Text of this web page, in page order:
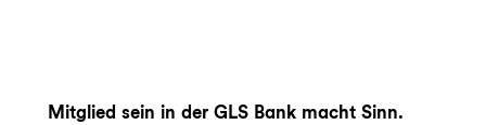
Mitglied sein in der GLS Bank macht Sinn.